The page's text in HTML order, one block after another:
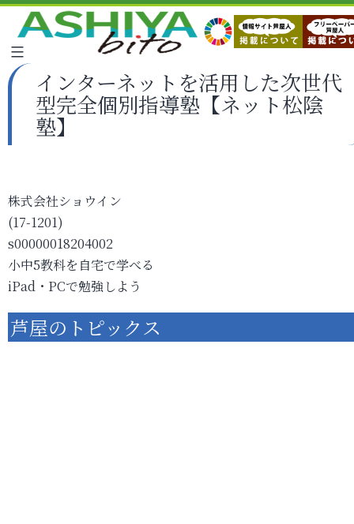
インターネットを活用した次世代
型完全個別指導塾【ネット松陰
塾】
株式会社ショウイン
(17-1201)
s00000018204002
小中5教科を自宅で学べる
iPad・PCで勉強しよう
芦屋のトピックス